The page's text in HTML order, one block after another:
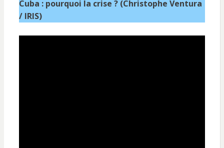
Cuba : pourquoi la crise ? (Christophe Ventura
/ IRIS)